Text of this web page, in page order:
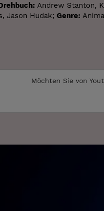
Andrew Stanton,
Jason Hudak; Genre:
Möchten Sie von